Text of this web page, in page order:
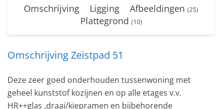
Omschrijving Ligging Afbeeldingen (25)
Plattegrond (10)
Omschrijving Zeistpad 51
Deze zeer goed onderhouden tussenwoning met
geheel kunststof kozijnen en op alle etages v.v.
HR++glas ,draai/kiepramen en bijbehorende